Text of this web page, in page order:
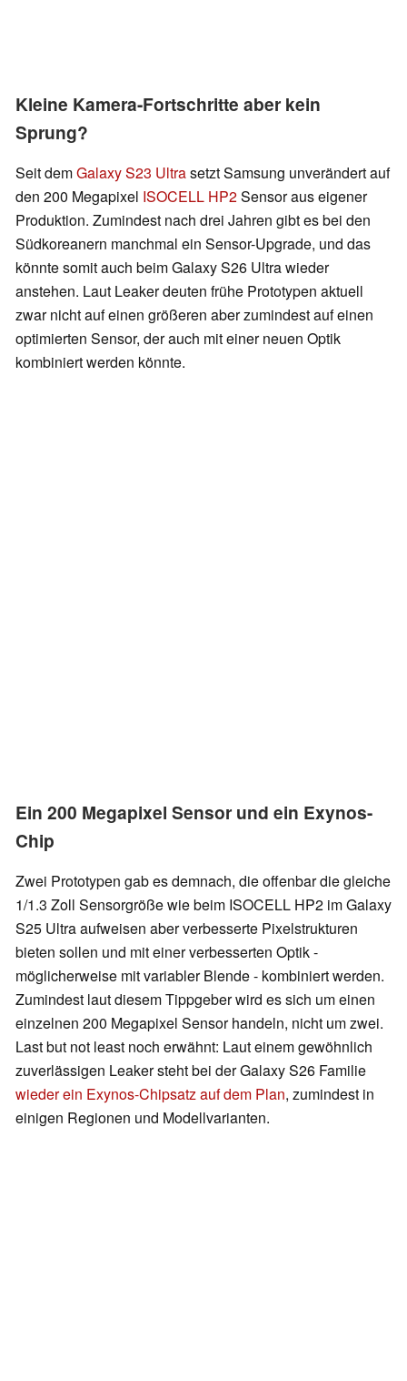
Kleine Kamera-Fortschritte aber kein
Sprung?
Seit demGalaxy S23 Ultrasetzt Samsung unverändert auf
den 200 Megapixel ISOCELL HP2Sensor aus eigener
Produktion. Zumindest nach drei Jahren gibt es bei den
Südkoreanern manchmal ein Sensor-Upgrade, und das
könnte somit auch beim Galaxy S26 Ultra wieder
anstehen. Laut Leaker deuten frühe Prototypen aktuell
zwar nicht auf einen größeren aber zumindest auf einen
optimierten Sensor, der auch mit einer neuen Optik
kombiniert werden könnte.
Ein 200 Megapixel Sensor und ein Exynos-
Chip
Zwei Prototypen gab es demnach, die offenbar die gleiche
1/1.3 Zoll Sensorgröße wie beim ISOCELL HP2 im Galaxy
S25 Ultra aufweisen aber verbesserte Pixelstrukturen
bieten sollen und mit einer verbesserten Optik -
möglicherweise mit variabler Blende - kombiniert werden.
Zumindest laut diesem Tippgeber wird es sich um einen
einzelnen 200 Megapixel Sensor handeln, nicht um zwei.
Last but not least noch erwähnt: Laut einem gewöhnlich
zuverlässigen Leaker steht bei der Galaxy S26 Familie
wieder ein Exynos-Chipsatz auf dem Plan, zumindest in
einigen Regionen und Modellvarianten.